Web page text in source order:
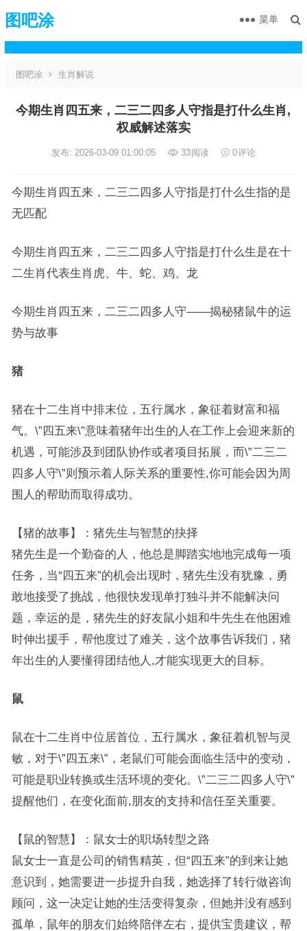
图吧涂 菜单
图吧涂 生肖解说
今期生肖四五来，二三二四多人守指是打什么生肖,
权威解述落实
发布: 2026-03-09 01:00:05 33阅读 0评论
今期生肖四五来，二三二四多人守指是打什么生指的是
无匹配
今期生肖四五来，二三二四多人守指是打什么生是在十
二生肖代表生肖虎、牛、蛇、鸡、龙
今期生肖四五来，二三二四多人守——揭秘猪鼠牛的运
势与故事
猪
猪在十二生肖中排末位，五行属水，象征着财富和福
气。\”四五来\”意味着猪年出生的人在工作上会迎来新的
机遇，可能涉及到团队协作或者项目拓展，而\”二三二
四多人守\”则预示着人际关系的重要性,你可能会因为周
围人的帮助而取得成功。
【猪的故事】：猪先生与智慧的抉择
猪先生是一个勤奋的人，他总是脚踏实地地完成每一项
任务，当“四五来”的机会出现时，猪先生没有犹豫，勇
敢地接受了挑战，他很快发现单打独斗并不能解决问
题，幸运的是，猪先生的好友鼠小姐和牛先生在他困难
时伸出援手，帮他度过了难关，这个故事告诉我们，猪
年出生的人要懂得团结他人,才能实现更大的目标。
鼠
鼠在十二生肖中位居首位，五行属水，象征着机智与灵
敏，对于\”四五来\”，老鼠们可能会面临生活中的变动，
可能是职业转换或生活环境的变化。\”二三二四多人守\”
提醒他们，在变化面前,朋友的支持和信任至关重要。
【鼠的智慧】：鼠女士的职场转型之路
鼠女士一直是公司的销售精英，但“四五来”的到来让她
意识到，她需要进一步提升自我，她选择了转行做咨询
顾问，这一决定让她的生活变得复杂，但她并没有感到
孤单，鼠年的朋友们始终陪伴左右，提供宝贵建议，帮